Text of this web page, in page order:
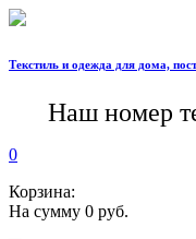
Текстиль и одежда для дома,
Наш номер
0
Корзина:
На сумму 0 руб.